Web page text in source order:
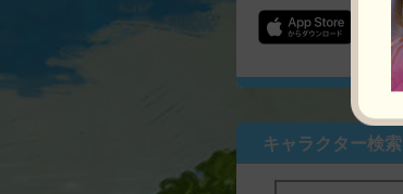
キャラクター検索